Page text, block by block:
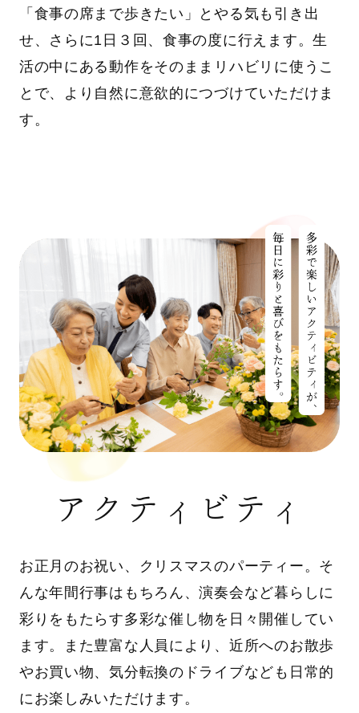
「食事の席まで歩きたい」とやる気も引き出
せ、さらに1日３回、食事の度に行えます。生
活の中にある動作をそのままリハビリに使うこ
とで、より自然に意欲的につづけていただけま
す。
アクティビティ
お正月のお祝い、クリスマスのパーティー。そ
んな年間行事はもちろん、演奏会など暮らしに
彩りをもたらす多彩な催し物を日々開催してい
ます。また豊富な人員により、近所へのお散歩
やお買い物、気分転換のドライブなども日常的
にお楽しみいただけます。